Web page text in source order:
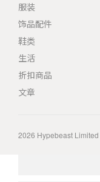
服装
饰品配件
鞋类
生活
折扣商品
文章
2026 Hypebeast Limited